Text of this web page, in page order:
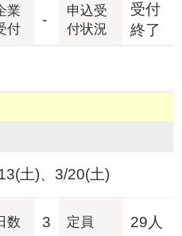
業
付
-
申込受
付状況
受付
終了
土)、3/20(土)
数 3 定員 29人